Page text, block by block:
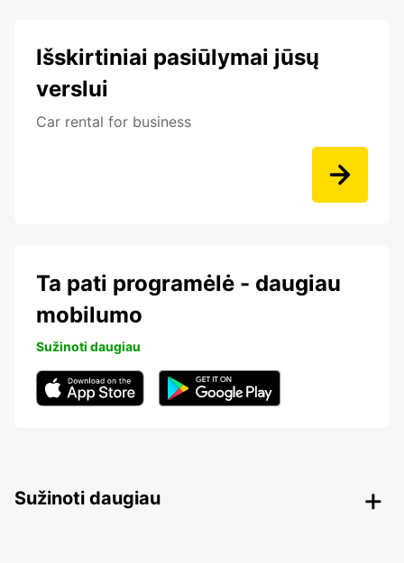
Išskirtiniai pasiūlymai jūsų
verslui
Car rental for business
Ta pati programėlė - daugiau
mobilumo
Sužinoti daugiau
Sužinoti daugiau